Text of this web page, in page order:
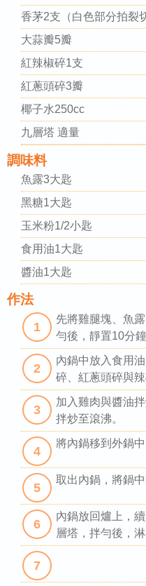
香茅2支（白色部分拍裂
大蒜瓣5瓣
紅辣椒碎1支
紅蔥頭碎3瓣
椰子水250cc
九層塔 適量
調味料
魚露3大匙
黑糖1大匙
玉米粉1/2小匙
食用油1大匙
醬油1大匙
作法
1
先將雞腿塊、魚
勻後，靜置10分鐘
2
內鍋中放入食用
碎、紅蔥頭碎與辣
3
加入雞肉與醬油
拌炒至滾沸。
4
將內鍋移到外鍋
5
取出內鍋，將鍋
6
內鍋放回爐上，
層塔，拌勻後，
7